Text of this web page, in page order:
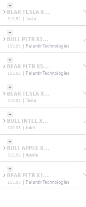
BEAR TESLA X...
319.52 | Tesla
BULL PLTR X1...
155.83 | Palantir Technologies
BEAR PLTR X5...
155.83 | Palantir Technologies
BEAR TESLA X...
319.52 | Tesla
BULL INTEL X...
100.33 | Intel
BULL APPLE X...
312.52 | Apple
BEAR PLTR X1...
155.83 | Palantir Technologies